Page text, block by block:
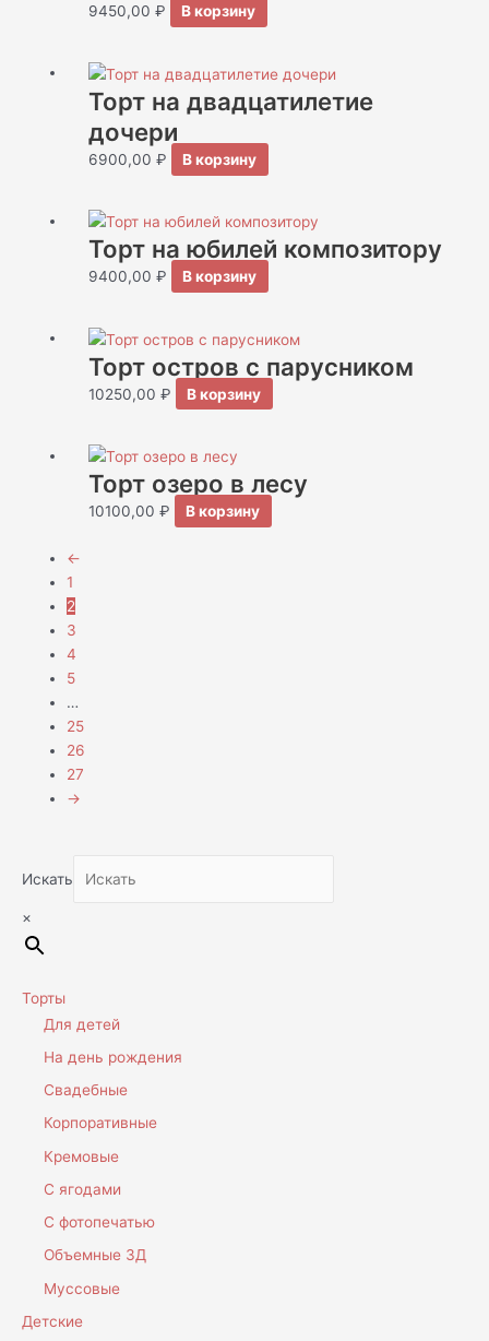
9450,00₽ В корзину
Торт на двадцатилетие
дочери
6900,00₽ В корзину
Торт на юбилей композитору
9400,00₽ В корзину
Торт остров с парусником
10250,00₽ В корзину
Торт озеро в лесу
10100,00₽ В корзину
←
1
2
3
4
5
…
25
26
27
→
Искать
×
Торты
Для детей
На день рождения
Свадебные
Корпоративные
Кремовые
С ягодами
С фотопечатью
Объемные 3Д
Муссовые
Детские